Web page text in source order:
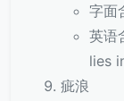
字面
英语
lies
疵浪